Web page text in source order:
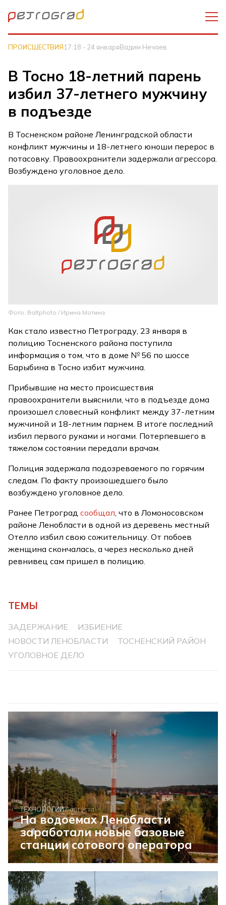
ПРОИСШЕСТВИЯ17:18 - 24 январяВадим Нечаев
В Тосно 18-летний парень
избил 37-летнего мужчину
в подъезде
В Тосненском районе Ленинградской области
конфликт мужчины и 18-летнего юноши перерос в
потасовку. Правоохранители задержали агрессора.
Возбуждено уголовное дело.
Фото: Baltphoto / Ирина Мотина
Как стало известно Петрограду, 23 января в
полицию Тосненского района поступила
информация о том, что в доме № 56 по шоссе
Барыбина в Тосно избит мужчина.
Прибывшие на место происшествия
правоохранители выяснили, что в подъезде дома
произошел словесный конфликт между 37-летним
мужчиной и 18-летним парнем. В итоге последний
избил первого руками и ногами. Потерпевшего в
тяжелом состоянии передали врачам.
Полиция задержала подозреваемого по горячим
следам. По факту произошедшего было
возбуждено уголовное дело.
Ранее Петроградсообщал , что в Ломоносовском
районе Ленобласти в одной из деревень местный
Отелло избил свою сожительницу. От побоев
женщина скончалась, а через несколько дней
ревнивец сам пришел в полицию.
ТЕМЫ
ЗАДЕРЖАНИЕ
ИЗБИЕНИЕ
НОВОСТИ ЛЕНОБЛАСТИ
ТОСНЕНСКИЙ РАЙОН
УГОЛОВНОЕ ДЕЛО
ТЕХНОЛОГИИ7 августа
На водоемах Ленобласти
заработали новые базовые
станции сотового оператора